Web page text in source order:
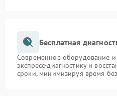
Бесплатная
Современное оборудование и
экспресс-диагностику и
сроки, минимизируя время